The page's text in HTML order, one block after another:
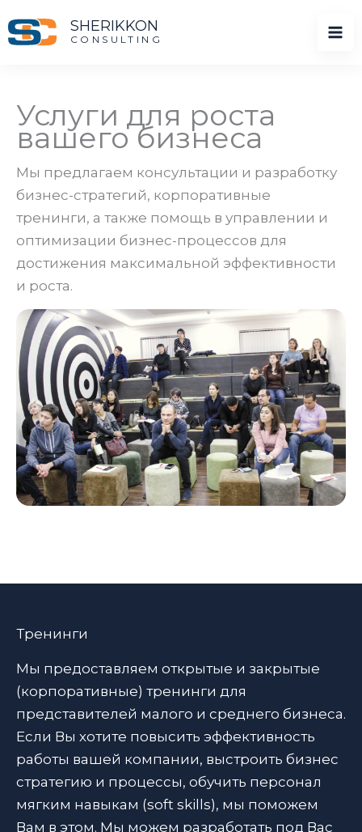
SHERIKKON
CONSULTING
Услуги для роста
вашего бизнеса
Мы предлагаем консультации и разработку
бизнес-стратегий, корпоративные
тренинги, а также помощь в управлении и
оптимизации бизнес-процессов для
достижения максимальной эффективности
и роста.
Тренинги
Мы предоставляем открытые и закрытые
(корпоративные) тренинги для
представителей малого и среднего бизнеса.
Если Вы хотите повысить эффективность
работы вашей компании, выстроить бизнес
стратегию и процессы, обучить персонал
мягким навыкам (soft skills), мы поможем
Вам в этом. Мы можем разработать под Вас